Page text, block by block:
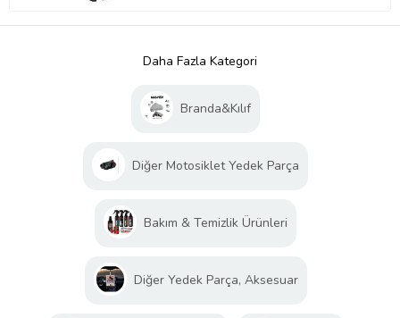
Daha Fazla Kategori
Branda&Kılıf
Diğer Motosiklet Yedek Parça
Bakım & Temizlik Ürünleri
Diğer Yedek Parça, Aksesuar